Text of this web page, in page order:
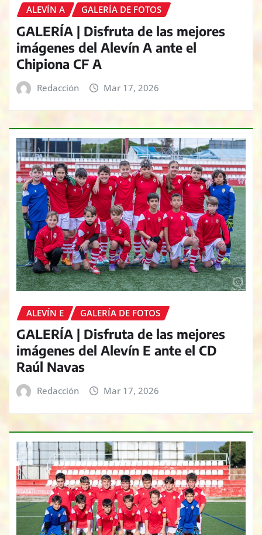
ALEVÍN A GALERÍA DE FOTOS
GALERÍA | Disfruta de las mejores
imágenes del Alevín A ante el
Chipiona CF A
Redacción Mar 17, 2026
ALEVÍN E GALERÍA DE FOTOS
GALERÍA | Disfruta de las mejores
imágenes del Alevín E ante el CD
Raúl Navas
Redacción Mar 17, 2026